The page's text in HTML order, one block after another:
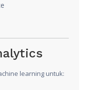
learning untuk: